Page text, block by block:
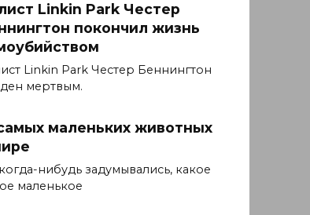
Linkin Park Честер
покончил жизнь
Linkin Park Честер Беннингтон
мертвым.
маленьких животных
нибудь задумывались, какое
маленькое